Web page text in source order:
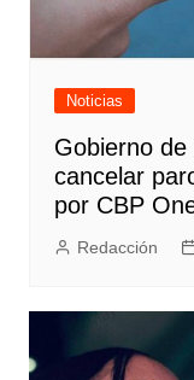
Noticias
Gobierno
cancelar
por CBP
Redacción